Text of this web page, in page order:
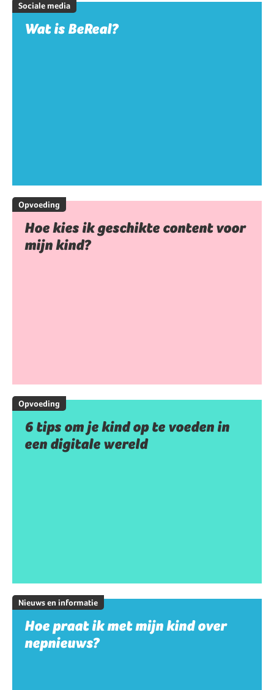
Sociale media
Wat is BeReal?
Opvoeding
Hoe kies ik geschikte content voor
mijn kind?
Opvoeding
6 tips om je kind op te voeden in
een digitale wereld
Nieuws en informatie
Hoe praat ik met mijn kind over
nepnieuws?